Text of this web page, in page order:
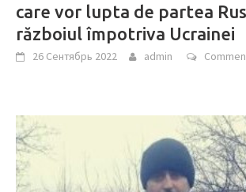
care vor lupta de partea
războiul împotriva Ucrainei
26 Сентябрь 2022 admin